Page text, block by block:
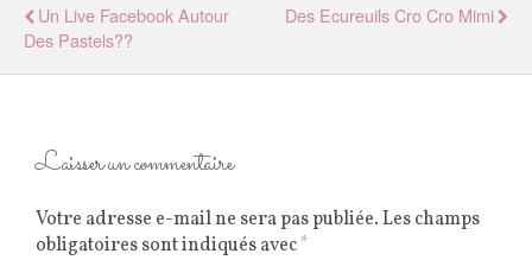
Un Live Facebook Autour
Des Pastels??
Des Ecureuils Cro Cro Mimi
Laisser un commentaire
Votre adresse e-mail ne sera pas publiée.Les champs
obligatoires sont indiqués avec*